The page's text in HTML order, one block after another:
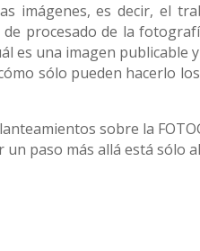
es decir, el
procesado de la
es una imagen publicable
sólo pueden hacerlo
sobre la
paso más allá está sólo